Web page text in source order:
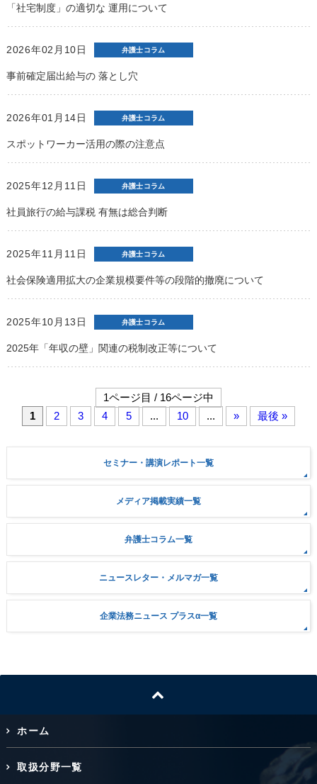
「社宅制度」の適切な 運用について
2026年02月10日 弁護士コラム
事前確定届出給与の 落とし穴
2026年01月14日 弁護士コラム
スポットワーカー活用の際の注意点
2025年12月11日 弁護士コラム
社員旅行の給与課税 有無は総合判断
2025年11月11日 弁護士コラム
社会保険適用拡大の企業規模要件等の段階的撤廃について
2025年10月13日 弁護士コラム
2025年「年収の壁」関連の税制改正等について
1ページ目 / 16ページ中
1
2 3 4 5 ... 10 ... » 最後 »
セミナー・講演レポート一覧
メディア掲載実績一覧
弁護士コラム一覧
ニュースレター・メルマガ一覧
企業法務ニュース プラスα一覧
ホーム
取扱分野一覧